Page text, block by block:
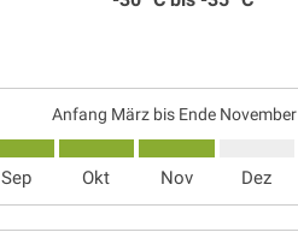
Anfang März bis Ende November
Sep Okt Nov Dez